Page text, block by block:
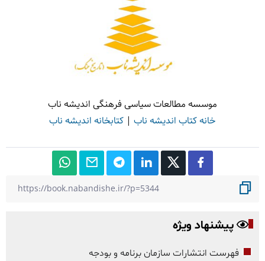
موسسه مطالعات سیاسی فرهنگی اندیشه ناب
خانه کتاب اندیشه ناب | کتابخانه اندیشه ناب
پیشنهاد ویژه
فهرست انتشارات سازمان برنامه و بودجه